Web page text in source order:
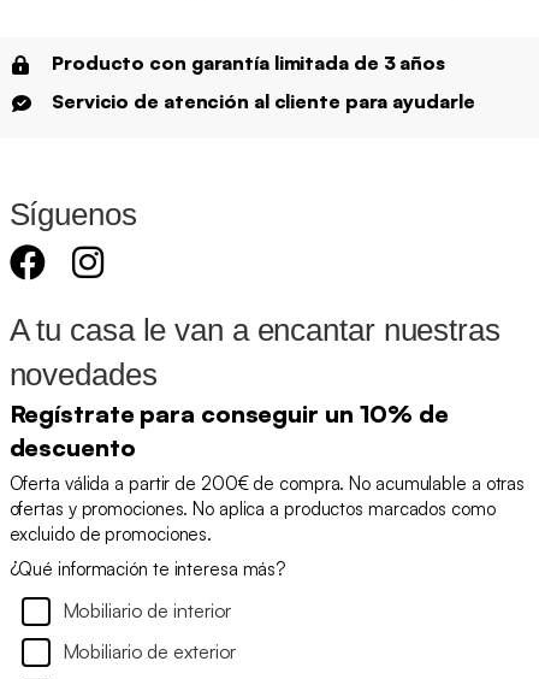
Producto con garantía limitada de 3 años
Servicio de atención al cliente para ayudarle
Síguenos
A tu casa le van a encantar nuestras
novedades
Regístrate para conseguir un 10% de
descuento
Oferta válida a partir de 200€ de compra. No acumulable a otras
ofertas y promociones. No aplica a productos marcados como
excluido de promociones.
¿Qué información te interesa más?
Mobiliario de interior
Mobiliario de exterior